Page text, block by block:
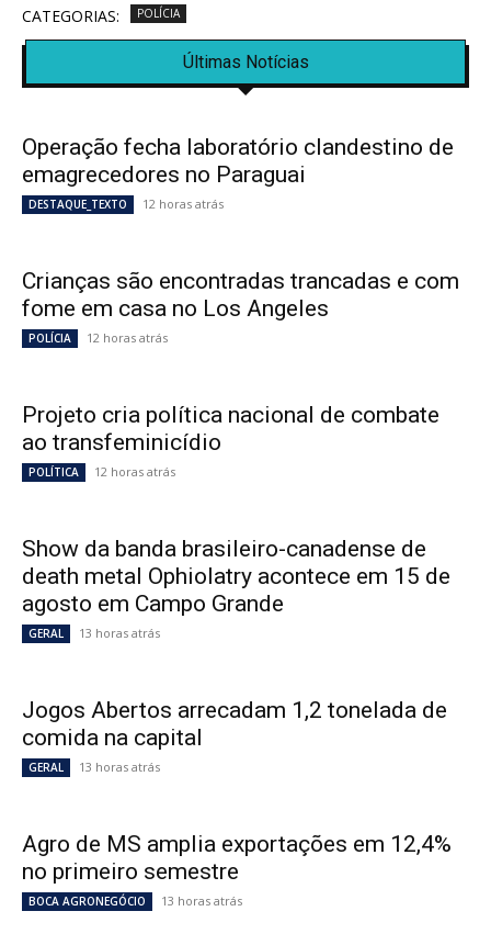
CATEGORIAS: POLÍCIA
Últimas Notícias
Operação fecha laboratório clandestino de
emagrecedores no Paraguai
DESTAQUE_TEXTO 12 horas atrás
Crianças são encontradas trancadas e com
fome em casa no Los Angeles
POLÍCIA 12 horas atrás
Projeto cria política nacional de combate
ao transfeminicídio
POLÍTICA 12 horas atrás
Show da banda brasileiro-canadense de
death metal Ophiolatry acontece em 15 de
agosto em Campo Grande
GERAL 13 horas atrás
Jogos Abertos arrecadam 1,2 tonelada de
comida na capital
GERAL 13 horas atrás
Agro de MS amplia exportações em 12,4%
no primeiro semestre
BOCA AGRONEGÓCIO 13 horas atrás